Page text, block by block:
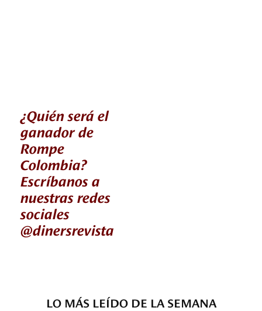
¿Quién será el
ganador de
Rompe
Colombia?
Escríbanos a
nuestras redes
sociales
@dinersrevista
LO MÁS LEÍDO DE LA SEMANA